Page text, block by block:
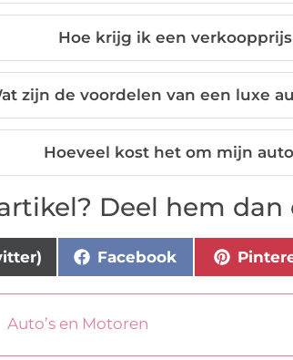
Hoe krijg ik een
zijn de voordelen van een luxe
Hoeveel kost het om mijn
Deel hem dan
Facebook
Auto’s en Motoren